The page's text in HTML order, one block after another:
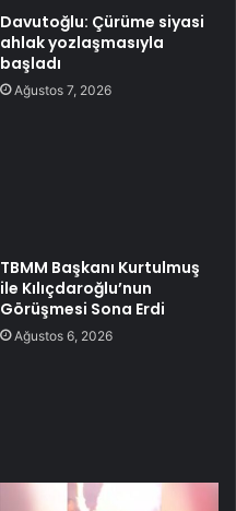
Davutoğlu: Çürüme siyasi
ahlak yozlaşmasıyla
başladı
Ağustos 7, 2026
TBMM Başkanı Kurtulmuş
ile Kılıçdaroğlu’nun
Görüşmesi Sona Erdi
Ağustos 6, 2026